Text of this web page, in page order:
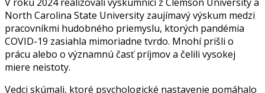
V roku 2024 realizovali výskumníci z Clemson University a
North Carolina State University zaujímavý výskum medzi
pracovníkmi hudobného priemyslu, ktorých pandémia
COVID-19 zasiahla mimoriadne tvrdo. Mnohí prišli o
prácu alebo o významnú časť príjmov a čelili vysokej
miere neistoty.
Vedci skúmali, ktoré psychologické nastavenie pomáhalo